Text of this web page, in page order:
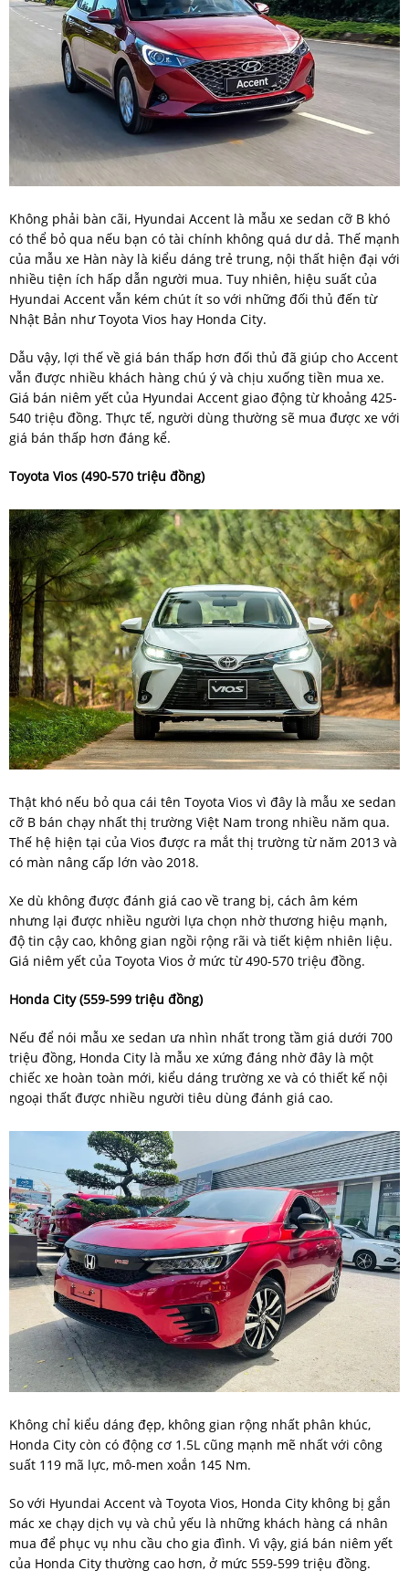
Không phải bàn cãi, Hyundai Accent là mẫu xe sedan cỡ B khó
có thể bỏ qua nếu bạn có tài chính không quá dư dả. Thế mạnh
của mẫu xe Hàn này là kiểu dáng trẻ trung, nội thất hiện đại với
nhiều tiện ích hấp dẫn người mua. Tuy nhiên, hiệu suất của
Hyundai Accent vẫn kém chút ít so với những đối thủ đến từ
Nhật Bản như Toyota Vios hay Honda City.
Dẫu vậy, lợi thế về giá bán thấp hơn đối thủ đã giúp cho Accent
vẫn được nhiều khách hàng chú ý và chịu xuống tiền mua xe.
Giá bán niêm yết của Hyundai Accent giao động từ khoảng 425-
540 triệu đồng. Thực tế, người dùng thường sẽ mua được xe với
giá bán thấp hơn đáng kể.
Toyota Vios (490-570 triệu đồng)
Thật khó nếu bỏ qua cái tên Toyota Vios vì đây là mẫu xe sedan
cỡ B bán chạy nhất thị trường Việt Nam trong nhiều năm qua.
Thế hệ hiện tại của Vios được ra mắt thị trường từ năm 2013 và
có màn nâng cấp lớn vào 2018.
Xe dù không được đánh giá cao về trang bị, cách âm kém
nhưng lại được nhiều người lựa chọn nhờ thương hiệu mạnh,
độ tin cậy cao, không gian ngồi rộng rãi và tiết kiệm nhiên liệu.
Giá niêm yết của Toyota Vios ở mức từ 490-570 triệu đồng.
Honda City (559-599 triệu đồng)
Nếu để nói mẫu xe sedan ưa nhìn nhất trong tầm giá dưới 700
triệu đồng, Honda City là mẫu xe xứng đáng nhờ đây là một
chiếc xe hoàn toàn mới, kiểu dáng trường xe và có thiết kế nội
ngoại thất được nhiều người tiêu dùng đánh giá cao.
Không chỉ kiểu dáng đẹp, không gian rộng nhất phân khúc,
Honda City còn có động cơ 1.5L cũng mạnh mẽ nhất với công
suất 119 mã lực, mô-men xoắn 145 Nm.
So với Hyundai Accent và Toyota Vios, Honda City không bị gắn
mác xe chạy dịch vụ và chủ yếu là những khách hàng cá nhân
mua để phục vụ nhu cầu cho gia đình. Vì vậy, giá bán niêm yết
của Honda City thường cao hơn, ở mức 559-599 triệu đồng.